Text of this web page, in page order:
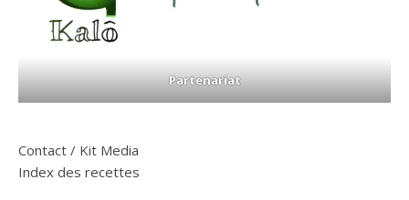
Partenariat
Contact / Kit Media
Index des recettes